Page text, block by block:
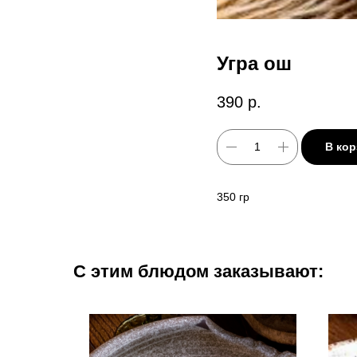
Угра ош
390 р.
В
350 гр
С этим блюдом заказывают: